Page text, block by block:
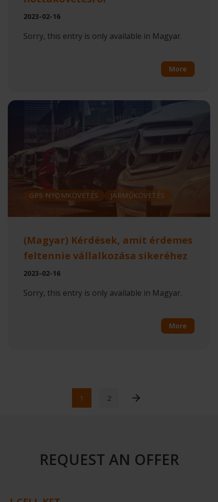
2023-02-16
Sorry, this entry is only available in Magyar.
More
GPS NYOMKÖVETÉS JÁRMŰKÖVETÉS
(Magyar) Kérdések, amit érdemes
feltennie vállalkozása sikeréhez
2023-02-16
Sorry, this entry is only available in Magyar.
More
1 2
REQUEST AN OFFER